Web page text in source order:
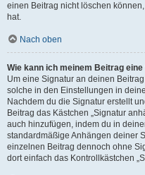
einen Beitrag nicht löschen
hat.
Nach oben
Wie kann ich meinem Beitrag
Um eine Signatur an deinen
solche in den Einstellungen in
Nachdem du die Signatur erstellt
Beitrag das Kästchen „Signatur
auch hinzufügen, indem du in
standardmäßige Anhängen deiner
einzelnen Beitrag dennoch ohne
dort einfach das Kontrollkästchen